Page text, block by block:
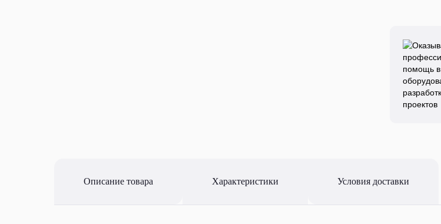
Описание товара Характеристики Условия доставки